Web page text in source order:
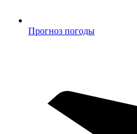
Прогноз погоды